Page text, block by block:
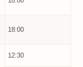
18:00
12:30